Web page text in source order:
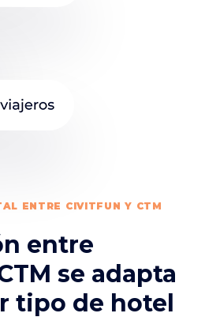
ENTRE CIVITFUN Y CTM
entre
se adapta
tipo de hotel